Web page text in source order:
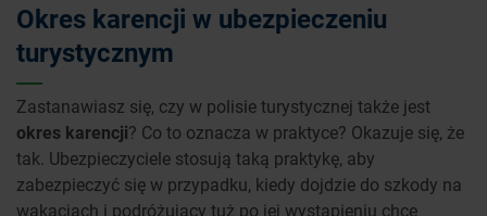
Okres karencji w ubezpieczeniu
turystycznym
Zastanawiasz się, czy w polisie turystycznej także jest
okres karencji? Co to oznacza w praktyce? Okazuje się, że
tak. Ubezpieczyciele stosują taką praktykę, aby
zabezpieczyć się w przypadku, kiedy dojdzie do szkody na
wakacjach i podróżujący tuż po jej wystąpieniu chce